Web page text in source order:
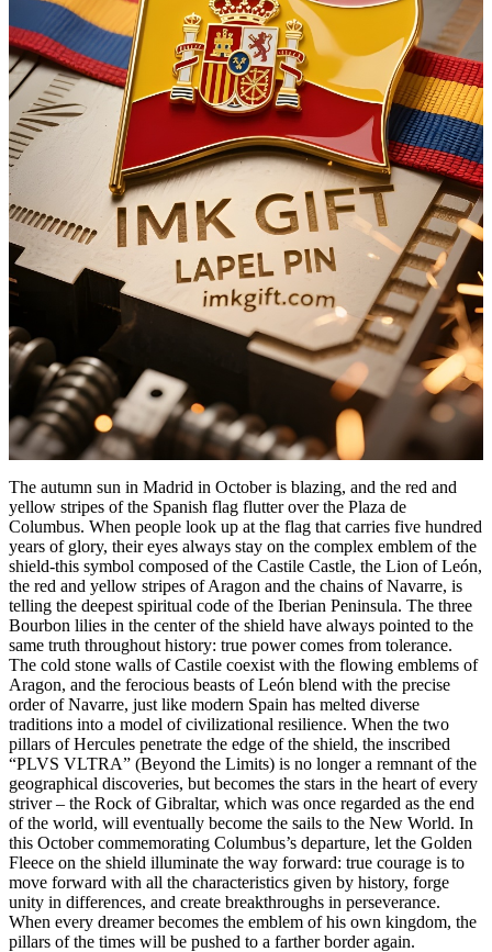
The autumn sun in Madrid in October is blazing, and the red and
yellow stripes of the Spanish flag flutter over the Plaza de
Columbus. When people look up at the flag that carries five hundred
years of glory, their eyes always stay on the complex emblem of the
shield-this symbol composed of the Castile Castle, the Lion of León,
the red and yellow stripes of Aragon and the chains of Navarre, is
telling the deepest spiritual code of the Iberian Peninsula. The three
Bourbon lilies in the center of the shield have always pointed to the
same truth throughout history: true power comes from tolerance.
The cold stone walls of Castile coexist with the flowing emblems of
Aragon, and the ferocious beasts of León blend with the precise
order of Navarre, just like modern Spain has melted diverse
traditions into a model of civilizational resilience. When the two
pillars of Hercules penetrate the edge of the shield, the inscribed
“PLVS VLTRA” (Beyond the Limits) is no longer a remnant of the
geographical discoveries, but becomes the stars in the heart of every
striver – the Rock of Gibraltar, which was once regarded as the end
of the world, will eventually become the sails to the New World. In
this October commemorating Columbus’s departure, let the Golden
Fleece on the shield illuminate the way forward: true courage is to
move forward with all the characteristics given by history, forge
unity in differences, and create breakthroughs in perseverance.
When every dreamer becomes the emblem of his own kingdom, the
pillars of the times will be pushed to a farther border again.